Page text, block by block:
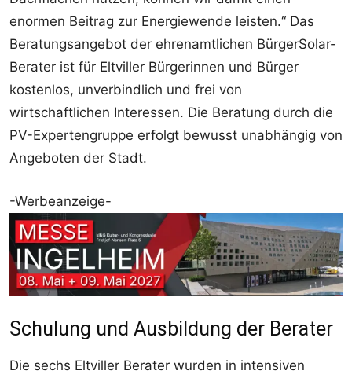
enormen Beitrag zur Energiewende leisten.“ Das
Beratungsangebot der ehrenamtlichen BürgerSolar-
Berater ist für Eltviller Bürgerinnen und Bürger
kostenlos, unverbindlich und frei von
wirtschaftlichen Interessen. Die Beratung durch die
PV-Expertengruppe erfolgt bewusst unabhängig von
Angeboten der Stadt.
-Werbeanzeige-
Schulung und Ausbildung der Berater
Die sechs Eltviller Berater wurden in intensiven